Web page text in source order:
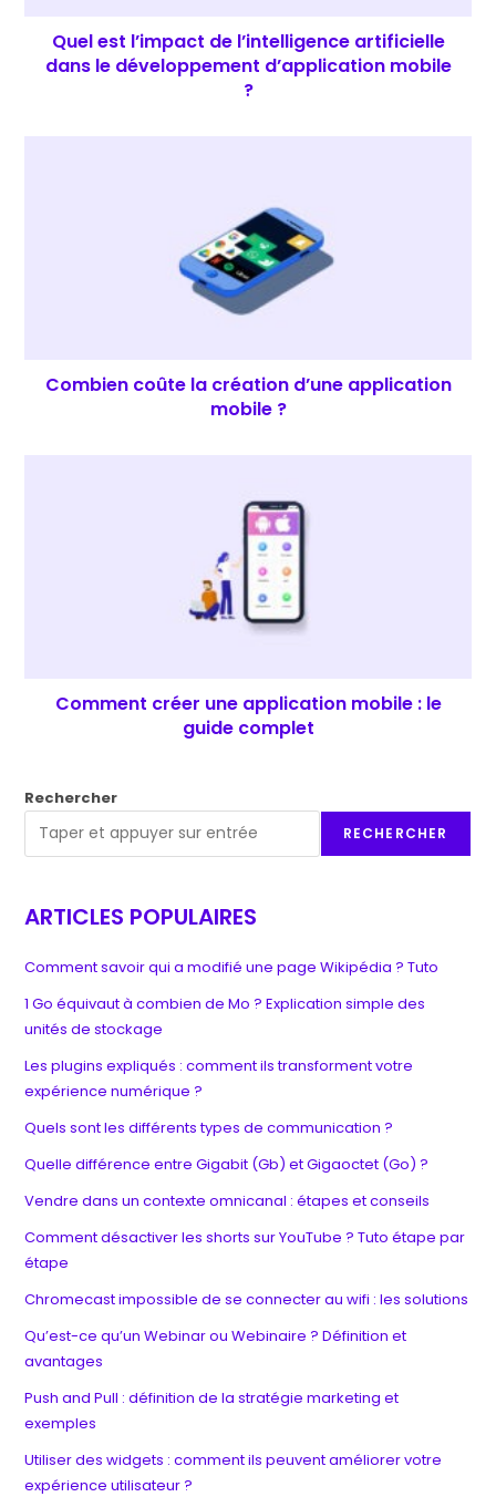
Quel est l’impact de l’intelligence artificielle
dans le développement d’application mobile
?
Combien coûte la création d’une application
mobile ?
Comment créer une application mobile : le
guide complet
Rechercher
RECHERCHER
ARTICLES POPULAIRES
Comment savoir qui a modifié une page Wikipédia ? Tuto
1 Go équivaut à combien de Mo ? Explication simple des
unités de stockage
Les plugins expliqués : comment ils transforment votre
expérience numérique ?
Quels sont les différents types de communication ?
Quelle différence entre Gigabit (Gb) et Gigaoctet (Go) ?
Vendre dans un contexte omnicanal : étapes et conseils
Comment désactiver les shorts sur YouTube ? Tuto étape par
étape
Chromecast impossible de se connecter au wifi : les solutions
Qu’est-ce qu’un Webinar ou Webinaire ? Définition et
avantages
Push and Pull : définition de la stratégie marketing et
exemples
Utiliser des widgets : comment ils peuvent améliorer votre
expérience utilisateur ?